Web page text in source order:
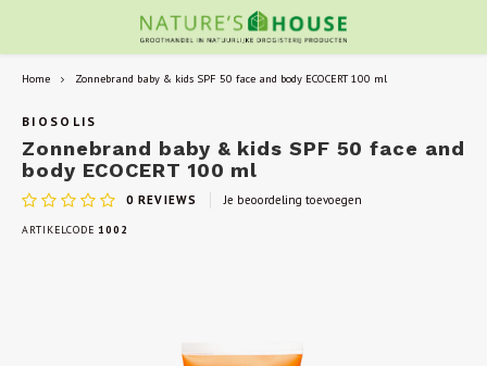
Home Zonnebrand baby & kids SPF 50 face and body ECOCERT 100 ml
BIOSOLIS
Zonnebrand baby & kids SPF 50 face and
body ECOCERT 100 ml
0 REVIEWS Je beoordeling toevoegen
ARTIKELCODE 1002